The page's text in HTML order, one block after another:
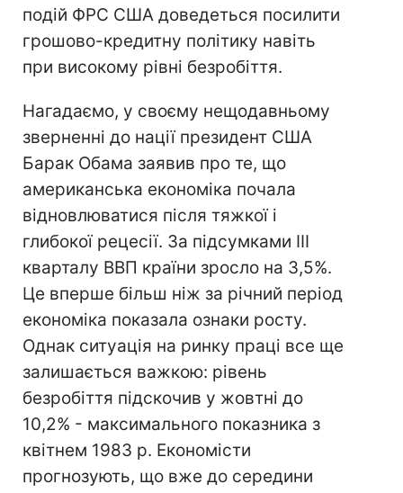
подій ФРС США доведеться посилити
грошово-кредитну політику навіть
при високому рівні безробіття.
Нагадаємо, у своєму нещодавньому
зверненні до нації президент США
Барак Обама заявив про те, що
американська економіка почала
відновлюватися після тяжкої і
глибокої рецесії. За підсумками III
кварталу ВВП країни зросло на 3,5%.
Це вперше більш ніж за річний період
економіка показала ознаки росту.
Однак ситуація на ринку праці все ще
залишається важкою: рівень
безробіття підскочив у жовтні до
10,2% - максимального показника з
квітнем 1983 р. Економісти
прогнозують, що вже до середини